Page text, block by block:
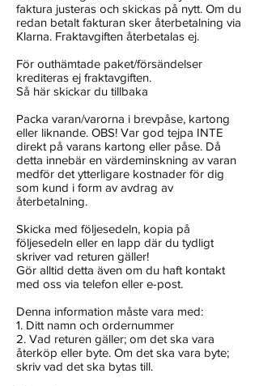
faktura justeras och skickas på nytt. Om du
redan betalt fakturan sker återbetalning via
Klarna. Fraktavgiften återbetalas ej.
För outhämtade paket/försändelser
krediteras ej fraktavgiften.
Så här skickar du tillbaka
Packa varan/varorna i brevpåse, kartong
eller liknande. OBS! Var god tejpa INTE
direkt på varans kartong eller påse. Då
detta innebär en värdeminskning av varan
medför det ytterligare kostnader för dig
som kund i form av avdrag av
återbetalning.
Skicka med följesedeln, kopia på
följesedeln eller en lapp där du tydligt
skriver vad returen gäller!
Gör alltid detta även om du haft kontakt
med oss via telefon eller e-post.
Denna information måste vara med:
1. Ditt namn och ordernummer
2. Vad returen gäller; om det ska vara
återköp eller byte. Om det ska vara byte;
skriv vad det ska bytas till.